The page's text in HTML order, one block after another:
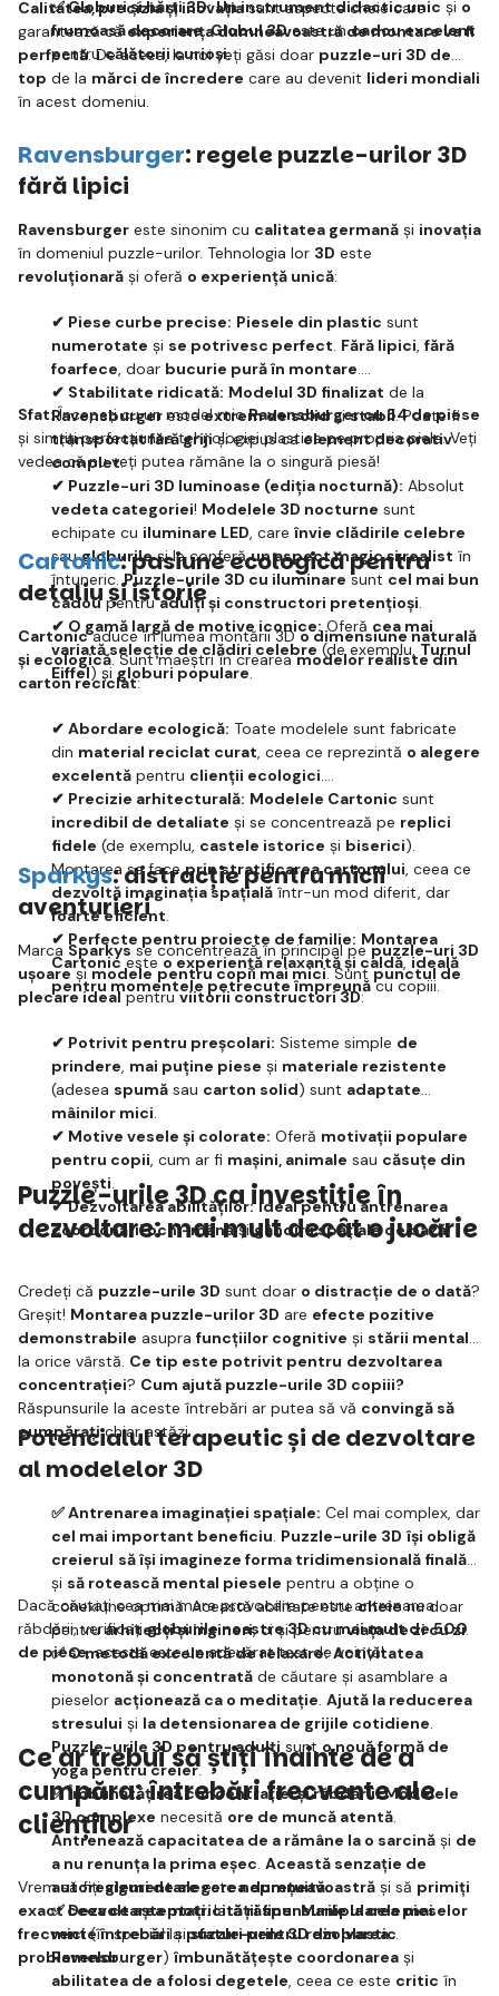
✅ Globuri și hărți 3D: Un instrument didactic unic și o
frumoasă decorare.Globul 3Deste uncadou excelent
pentrucălătorii curioși.
Calitatea, precizia și inovațiasunt aspecte cheie care
garantează căexperiența dumneavoastră de montare va fi
perfectă. De aceea, la noi veți găsi doar puzzle-uri 3D de
top de la mărci de încredere care au devenit lideri mondiali
în acest domeniu.
Ravensburger: regele puzzle-urilor 3D
fără lipici
Ravensburger este sinonim cu calitatea germană și inovația
în domeniul puzzle-urilor. Tehnologia lor 3D este
revoluționară și oferă o experiență unică:
✔ Piese curbe precise: Piesele din plastic sunt
numerotate și se potrivesc perfect. Fără lipici, fără
foarfece, doar bucurie pură în montare.
✔ Stabilitate ridicată: Modelul 3D finalizat de la
Ravensburgeresteextrem de solidșistabil. Poate fi
transportat fără grijiși expus caelement decorativ
complet.
✔ Puzzle-uri 3D luminoase (ediția nocturnă): Absolut
vedeta categoriei! Modelele 3D nocturne sunt
echipate cu iluminare LED, care învie clădirile celebre
saugloburileși le conferăun aspect magic și realist în
întuneric.Puzzle-urile 3D cu iluminare sunt cel mai bun
cadoupentruadulți și constructori pretențioși.
✔ O gamă largă de motive iconice:Oferă cea mai
variată selecție de clădiri celebre (de exemplu, Turnul
Eiffel) și globuri populare.
Sfat:Începeți cu un model micRavensburger cu 54 de piese
și simțiți perfecțiunea tehnologiei plastice pe propria piele. Veți
vedea că nu veți putea rămâne la o singură piesă!
Cartonic: pasiune ecologică pentru
detaliu și istorie
Cartonicaduce în lumea montării 3Do dimensiune naturală
și ecologică. Sunt maeștri în creareamodelor realiste din
carton reciclat:
✔ Abordare ecologică: Toate modelele sunt fabricate
din material reciclat curat, ceea ce reprezintă o alegere
excelentă pentru clienții ecologici.
✔ Precizie arhitecturală: Modelele Cartonic sunt
incredibil de detaliate și se concentrează pe replici
fidele (de exemplu, castele istorice și biserici).
Montarea se faceprin stratificarea cartonului, ceea ce
dezvoltă imaginația spațială într-un mod diferit, dar
foarte eficient.
✔ Perfecte pentru proiecte de familie: Montarea
Cartonicesteo experiență relaxantă și caldă,ideală
pentru momentele petrecute împreunăcu copiii.
Sparkys: distracție pentru micii
aventurieri
Marca Sparkysse concentrează în principal pepuzzle-uri 3D
ușoareșimodele pentru copii mai mici. Suntpunctul de
plecare idealpentruviitorii constructori 3D:
✔ Potrivit pentru preșcolari: Sisteme simple de
prindere, mai puține piese și materiale rezistente
(adesea spumă sau carton solid) sunt adaptate
mâinilor mici.
✔ Motive vesele și colorate: Oferă motivații populare
pentru copii, cum ar fi mașini, animale sau căsuțe din
povești.
✔ Dezvoltarea abilităților: Ideal pentru antrenarea
coordonării ochi-mânășigândirii spațiale de bază.
Puzzle-urile 3D ca investiție în
dezvoltare: mai mult decât o jucărie
Credeți că puzzle-urile 3D sunt doar o distracție de o dată?
Greșit! Montarea puzzle-urilor 3D are efecte pozitive
demonstrabile asupra funcțiilor cognitive și stării mentale
la orice vârstă. Ce tip este potrivit pentru dezvoltarea
concentrației? Cum ajută puzzle-urile 3D copiii?
Răspunsurile la aceste întrebări ar putea să vă convingă să
cumpărațichiar astăzi.
Potencialul terapeutic și de dezvoltare
al modelelor 3D
✅ Antrenarea imaginației spațiale: Cel mai complex, dar
cel mai important beneficiu. Puzzle-urile 3D își obligă
creierul să își imagineze forma tridimensională finală
și să rotească mental piesele pentru a obține o
conexiune optimă. Această abilitate estecheienu doar
pentruarhitecți și ingineri, ci și pentruviața de zi cu zi.
✅ O metodă excelentă de relaxare: Activitatea
monotonă și concentrată de căutare și asamblare a
pieselor acționează ca o meditație. Ajută la reducerea
stresului și la detensionarea de grijile cotidiene.
Puzzle-urile 3D pentru adulți sunt o nouă formă de
yoga pentru creier.
✅ Îmbunătățirea concentrației și răbdării: Modelele
3D complexe necesită ore de muncă atentă.
Antrenează capacitatea de a rămâne la o sarcină și de
a nu renunța la prima eșec. Această senzație de
autoreglementareesteneprețuită.
✅ Dezvoltarea motricității fine: Manipularea pieselor
mici(în special lapuzzle-urile 3D din plastic
Ravensburger) îmbunătățește coordonarea și
abilitatea de a folosi degetele, ceea ce este critic în
Dacă căutați cea mai mare provocare pentru antrenarea
răbdării, verificațigloburile noastre 3D cu mai mult de 500
de piese, acesta este un adevărat test de voință!
Ce ar trebui să știți înainte de a
cumpăra: întrebări frecvente ale
clienților
Vrem să fițisiguri de alegerea dumneavoastră și să primiți
exact ceea ce așteptați. Iatărăspunsurile la cele mai
frecvente întrebărișisfaturi pentru rezolvarea
problemelor.